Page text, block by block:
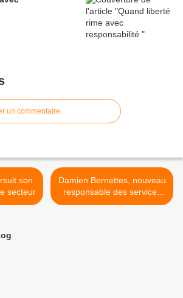
un commentaire
secteur
Damien Bernettes, nouveau
responsable des services
techniques >